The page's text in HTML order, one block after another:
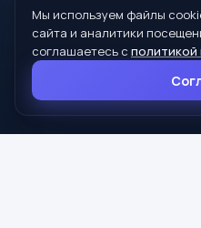
© 2026 Управление
Сухой Лог
624800, Свердловская
8 (34373) 4-33-85
Мы используем файлы
сайта и аналитики
соглашаетесь с политикой